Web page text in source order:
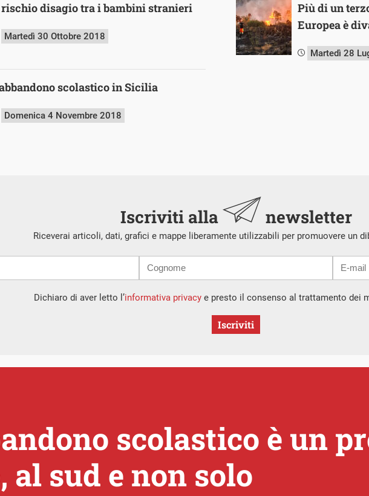
disagio tra i bambini stranieri
Martedì 30 Ottobre 2018
scolastico in Sicilia
Domenica 4 Novembre 2018
Più di un
Europea è
Martedì 28
Iscriviti alla newsletter
Riceverai articoli, dati, grafici e mappe liberamente utilizzabili per promuovere un
Dichiaro di aver letto l’informativa privacye presto il consenso al trattamento dei
Iscriviti
scolastico è un
al sud e non solo